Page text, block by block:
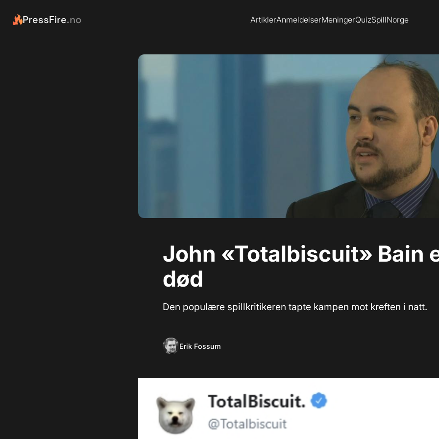
PressFire.no ArtiklerAnmeldelserMeningerQuizSpillNorge
John «Totalbiscuit» Bain
død
Den populære spillkritikeren tapte kampen mot kreften i natt.
Erik Fossum